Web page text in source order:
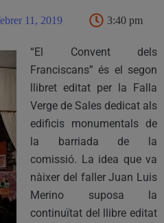
11, 2019 3:40 pm
“El Convent dels
Franciscans” és el segon
llibret editat per la Falla
Verge de Sales dedicat als
edificis monumentals de
la barriada de la
comissió. La idea que va
nàixer del faller Juan Luis
Merino suposa la
continuïtat del llibre editat